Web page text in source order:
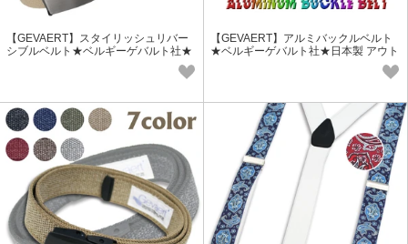
【GEVAERT】スタイリッシュリバー
シブルベルト★ベルギーゲバルト社★
【GEVAERT】アルミバックルベルト
★ベルギーゲバルト社★日本製 アウト